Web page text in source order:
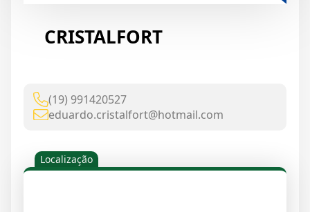
CRISTALFORT
(19) 991420527
eduardo.cristalfort@hotmail.com